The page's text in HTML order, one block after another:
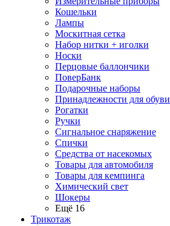
Кошельки
Лампы
Москитная сетка
Набор нитки + иголки
Носки
Перцовые баллончики
ПоверБанк
Подарочные наборы
Принадлежности для обуви
Рогатки
Ручки
Сигнальное снаряжение
Спички
Средства от насекомых
Товары для автомобиля
Товары для кемпинга
Химический свет
Шокеры
Ещё 16
Трикотаж